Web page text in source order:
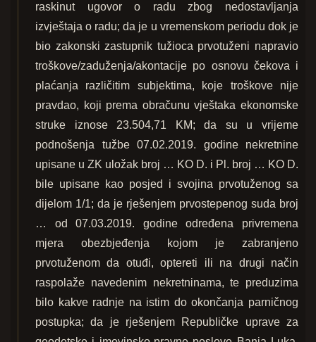
raskinut ugovor o radu zbog nedostavljanja
izvještaja o radu; da je u vremenskom periodu dok je
bio zakonski zastupnik tužioca prvotuženi napravio
troškove/zaduženja/akontacije po osnovu čekova i
plaćanja različitim subjektima, koje troškove nije
pravdao, koji prema obračunu vještaka ekonomske
struke iznose 23.504,71 KM; da su u vrijeme
podnošenja tužbe 07.02.2019. godine nekretnine
upisane u ZK uložak broj … KO D. i Pl. broj … KO D.
bile upisane kao posjed i svojina prvotuženog sa
dijelom 1/1; da je rješenjem prvostepenog suda broj
… od 07.03.2019. godine određena privremena
mjera obezbjeđenja kojom je zabranjeno
prvotuženom da otuđi, optereti ili na drugi način
raspolaže navedenim nekretninama, te preduzima
bilo kakve radnje na istim do okončanja parničnog
postupka; da je rješenjem Republičke uprave za